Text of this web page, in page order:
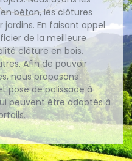
béton, les clôtures
jardins. En faisant appel
de la meilleure
clôture en bois,
Afin de pouvoir
nous proposons
pose de palissade à
peuvent être adaptés à